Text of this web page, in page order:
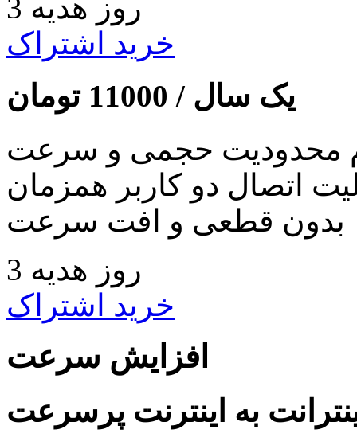
3 روز هدیه
خرید اشتراک
یک سال / 11000 تومان
محدودیت حجمی و سرعت
اتصال دو کاربر همزمان
بدون قطعی و افت سرعت
3 روز هدیه
خرید اشتراک
افزایش سرعت
به اینترنت پرسرعت